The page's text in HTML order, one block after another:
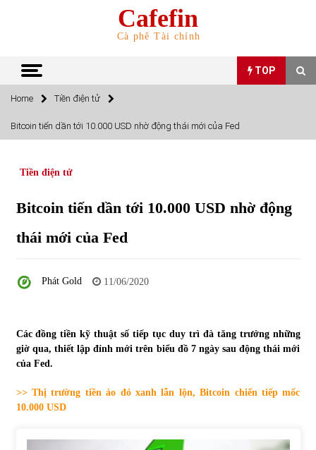
Cafefin
Cà phê Tài chính
TOP
TOP
Top 10 mặt hàng Việt Nam nhập khẩu nhiều nhất tháng
15/06/2022
Top 10 mặt hàng Việt Nam xuất khẩu nhiều nhất tháng
Tự doanh ngày 3.6.2022: CTCK mua ròng 28,7 tỷ đồng
Home Tiền điện tử
Bitcoin tiến dần tới 10.000 USD nhờ động thái mới của Fed
Tiền điện tử
Bitcoin tiến dần tới 10.000 USD nhờ động
thái mới của Fed
Phát Gold 11/06/2020
Các đồng tiền kỹ thuật số tiếp tục duy trì đà tăng trưởng những
giờ qua, thiết lập đỉnh mới trên biểu đồ 7 ngày sau động thái mới
của Fed.
>> Thị trường tiền ảo đỏ xanh lẫn lộn, Bitcoin chiến tiếp mốc
10.000 USD